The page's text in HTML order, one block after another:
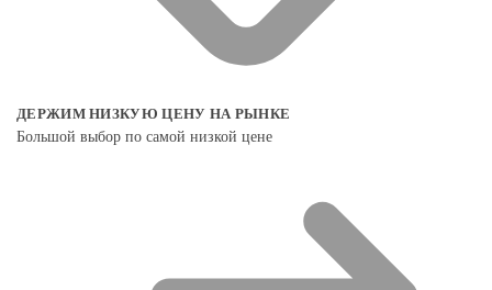
ДЕРЖИМ НИЗКУЮ ЦЕНУ НА РЫНКЕ
Большой выбор по самой низкой цене